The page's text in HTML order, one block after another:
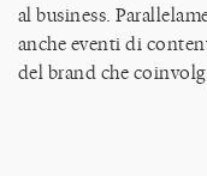
al business.
anche eventi di
del brand che